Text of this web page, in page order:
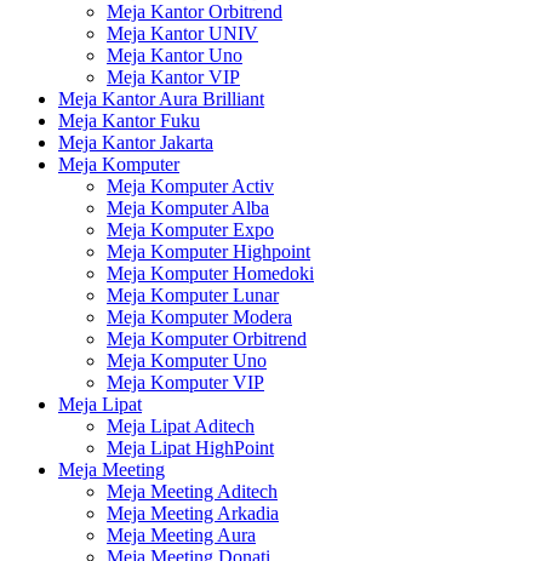
Meja Kantor Orbitrend
Meja Kantor UNIV
Meja Kantor Uno
Meja Kantor VIP
Meja Kantor Aura Brilliant
Meja Kantor Fuku
Meja Kantor Jakarta
Meja Komputer
Meja Komputer Activ
Meja Komputer Alba
Meja Komputer Expo
Meja Komputer Highpoint
Meja Komputer Homedoki
Meja Komputer Lunar
Meja Komputer Modera
Meja Komputer Orbitrend
Meja Komputer Uno
Meja Komputer VIP
Meja Lipat
Meja Lipat Aditech
Meja Lipat HighPoint
Meja Meeting
Meja Meeting Aditech
Meja Meeting Arkadia
Meja Meeting Aura
Meja Meeting Donati